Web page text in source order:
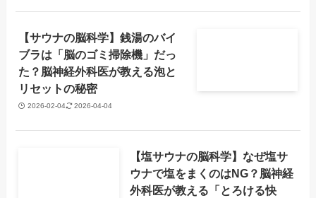
【サウナの脳科学】銭湯のバイ
ブラは「脳のゴミ掃除機」だっ
た？脳神経外科医が教える泡と
リセットの秘密
2026-02-04 2026-04-04
【塩サウナの脳科学】なぜ塩サ
ウナで塩をまくのはNG？脳神経
外科医が教える「とろける快